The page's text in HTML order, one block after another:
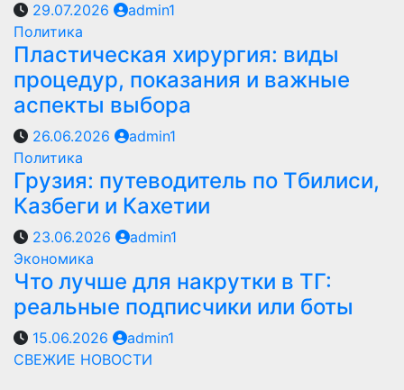
29.07.2026
admin1
Политика
Пластическая хирургия: виды
процедур, показания и важные
аспекты выбора
26.06.2026
admin1
Политика
Грузия: путеводитель по Тбилиси,
Казбеги и Кахетии
23.06.2026
admin1
Экономика
Что лучше для накрутки в ТГ:
реальные подписчики или боты
15.06.2026
admin1
СВЕЖИЕ НОВОСТИ